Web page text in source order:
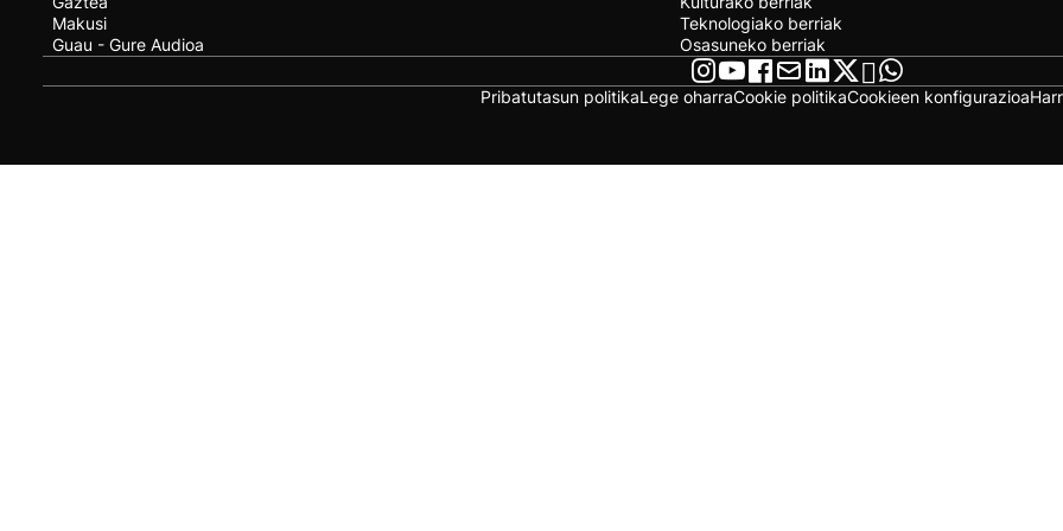
Makusi
Guau - Gure Audioa
Teknologiako berriak
Osasuneko berriak
Pribatutasun politikaLege oharraCookie politikaCookieen konfigurazioa